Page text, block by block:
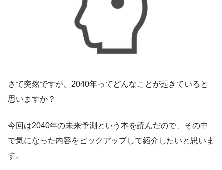
さて突然ですが、2040年ってどんなことが起きていると
思いますか？
今回は2040年の未来予測という本を読んだので、その中
で気になった内容をピックアップして紹介したいと思いま
す。